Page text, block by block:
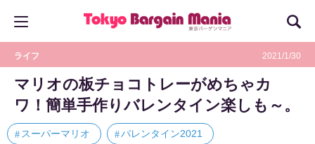
ライフ 2021/1/30
マリオの板チョコトレーがめちゃカ
ワ！簡単手作りバレンタイン楽しも～。
スーパーマリオ バレンタイン2021